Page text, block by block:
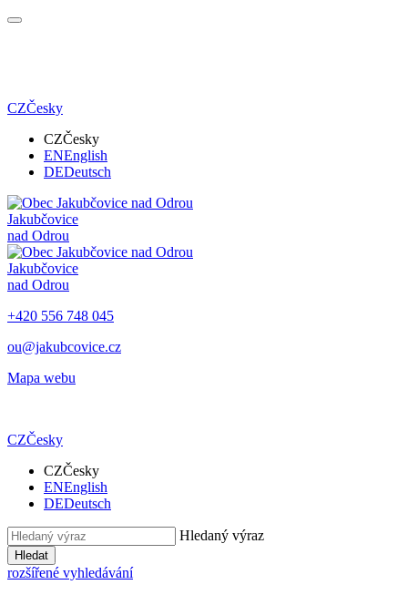
CZČesky
CZČesky
ENEnglish
DEDeutsch
Jakubčovice
nad Odrou
Jakubčovice
nad Odrou
+420 556 748 045
ou@jakubcovice.cz
Mapa webu
CZČesky
CZČesky
ENEnglish
DEDeutsch
Hledaný výraz
Hledat
rozšířené vyhledávání